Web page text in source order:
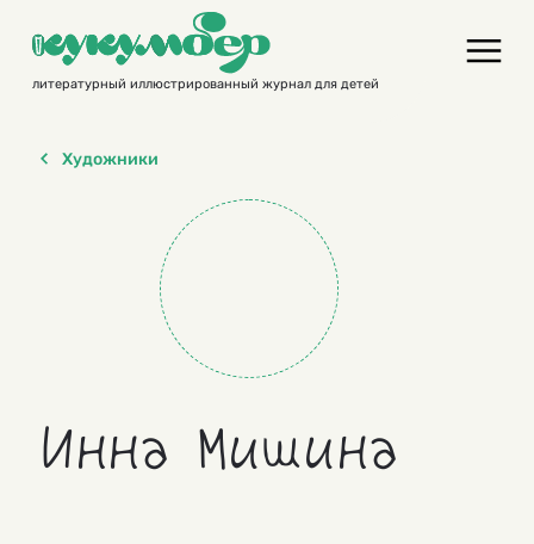
contentлитературный иллюстрированный журнал для детей
Художники
Инна Мишина